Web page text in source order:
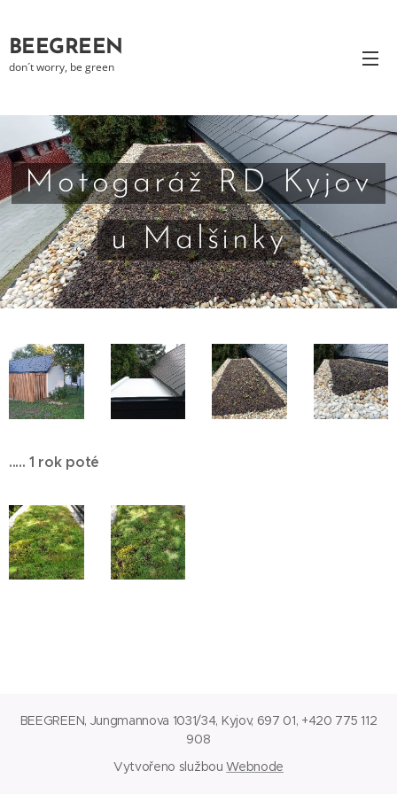
BEEGREEN
don´t worry, be green
Motogaráž RD Kyjov
u Malšinky
..... 1 rok poté
BEEGREEN, Jungmannova 1031/34, Kyjov, 697 01, +420 775 112
908
Vytvořeno službouWebnode